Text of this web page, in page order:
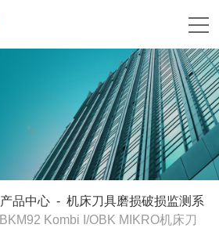
产品中心 -机床刀具磨损破损监测系
BKM92 Kombi I/OBK MIKRO机床刀